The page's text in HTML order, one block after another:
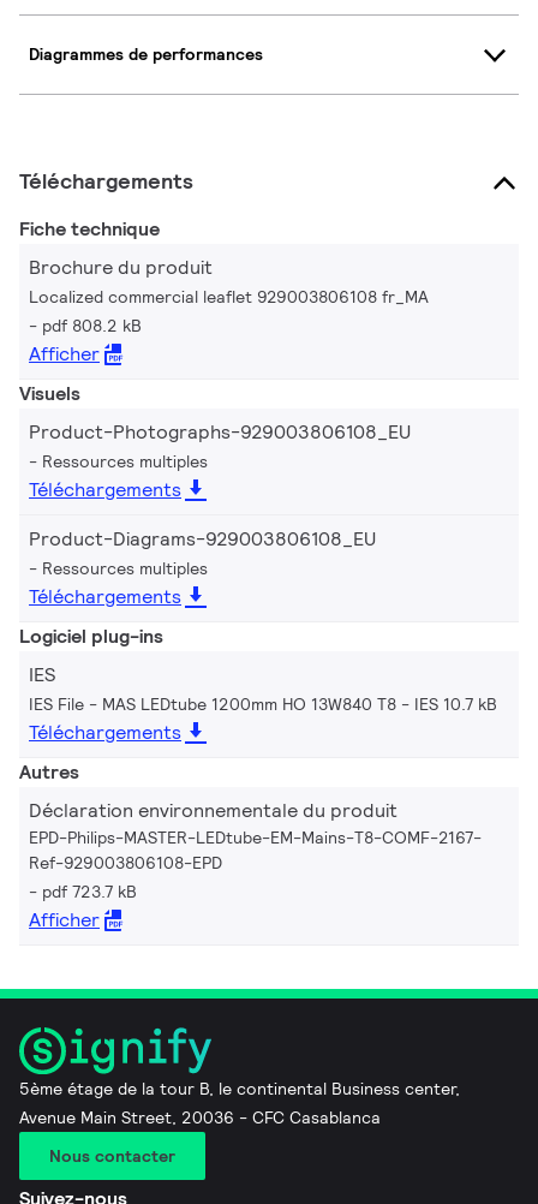
Diagrammes de performances
Téléchargements
Fiche technique
Brochure du produit
Localized commercial leaflet 929003806108 fr_MA
pdf 808.2 kB
Afficher
Visuels
Product-Photographs-929003806108_EU
Ressources multiples
Téléchargements
Product-Diagrams-929003806108_EU
Ressources multiples
Téléchargements
Logiciel plug-ins
IES
IES File - MAS LEDtube 1200mm HO 13W840 T8 IES 10.7 kB
Téléchargements
Autres
Déclaration environnementale du produit
EPD-Philips-MASTER-LEDtube-EM-Mains-T8-COMF-2167-
Ref-929003806108-EPD
pdf 723.7 kB
Afficher
5ème étage de la tour B, le continental Business center,
Avenue Main Street, 20036 - CFC Casablanca
Nous contacter
Suivez-nous